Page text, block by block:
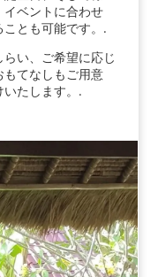
ベントに合わせ
とも可能です。.
い、ご希望に応じ
てなしもご用意
いたします。.